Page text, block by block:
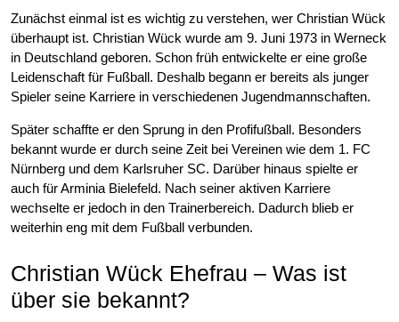
Zunächst einmal ist es wichtig zu verstehen, wer Christian Wück
überhaupt ist. Christian Wück wurde am 9. Juni 1973 in Werneck
in Deutschland geboren. Schon früh entwickelte er eine große
Leidenschaft für Fußball. Deshalb begann er bereits als junger
Spieler seine Karriere in verschiedenen Jugendmannschaften.
Später schaffte er den Sprung in den Profifußball. Besonders
bekannt wurde er durch seine Zeit bei Vereinen wie dem 1. FC
Nürnberg und dem Karlsruher SC. Darüber hinaus spielte er
auch für Arminia Bielefeld. Nach seiner aktiven Karriere
wechselte er jedoch in den Trainerbereich. Dadurch blieb er
weiterhin eng mit dem Fußball verbunden.
Christian Wück Ehefrau – Was ist
über sie bekannt?